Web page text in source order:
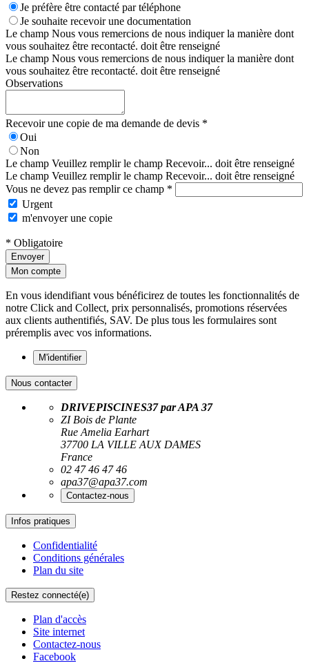
Je préfère être contacté par téléphone
Je souhaite recevoir une documentation
Le champ Nous vous remercions de nous indiquer la manière dont
vous souhaitez être recontacté. doit être renseigné
Le champ Nous vous remercions de nous indiquer la manière dont
vous souhaitez être recontacté. doit être renseigné
Observations
Recevoir une copie de ma demande de devis *
Oui
Non
Le champ Veuillez remplir le champ Recevoir... doit être renseigné
Le champ Veuillez remplir le champ Recevoir... doit être renseigné
Vous ne devez pas remplir ce champ *
Urgent
m'envoyer une copie
* Obligatoire
Envoyer
Mon compte
En vous idendifiant vous bénéficirez de toutes les fonctionnalités de
notre Click and Collect, prix personnalisés, promotions réservées
aux clients authentifiés, SAV. De plus tous les formulaires sont
préremplis avec vos informations.
M'identifier
Nous contacter
DRIVEPISCINES37 par APA 37
ZI Bois de Plante
Rue Amelia Earhart
37700 LA VILLE AUX DAMES
France
02 47 46 47 46
apa37@apa37.com
Contactez-nous
Infos pratiques
Confidentialité
Conditions générales
Plan du site
Restez connecté(e)
Plan d'accès
Site internet
Contactez-nous
Facebook